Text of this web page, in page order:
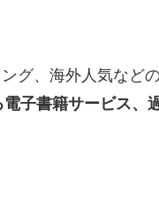
グ、海外人気など
子書籍サービス、